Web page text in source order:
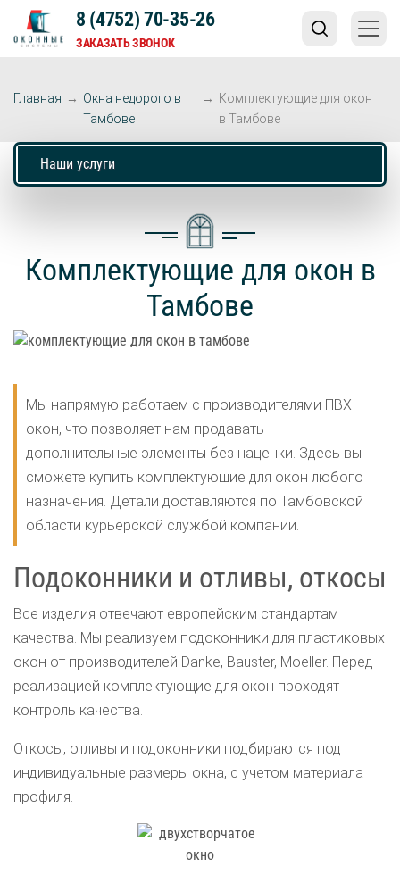
8 (4752) 70-35-26
ЗАКАЗАТЬ ЗВОНОК
Главная → Окна недорого в
Тамбове
→
Комплектующие для окон
в Тамбове
Наши услуги
Комплектующие для окон в
Тамбове
Мы напрямую работаем с производителями ПВХ
окон, что позволяет нам продавать
дополнительные элементы без наценки. Здесь вы
сможете купить комплектующие для окон любого
назначения. Детали доставляются по Тамбовской
области курьерской службой компании.
Подоконники и отливы, откосы
Все изделия отвечают европейским стандартам
качества. Мы реализуем подоконники для пластиковых
окон от производителей Danke, Bauster, Moeller. Перед
реализацией комплектующие для окон проходят
контроль качества.
Откосы, отливы и подоконники подбираются под
индивидуальные размеры окна, с учетом материала
профиля.